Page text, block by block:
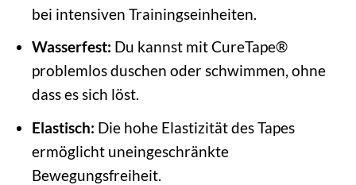
bei intensiven Trainingseinheiten.
Wasserfest: Du kannst mit CureTape®
problemlos duschen oder schwimmen, ohne
dass es sich löst.
Elastisch: Die hohe Elastizität des Tapes
ermöglicht uneingeschränkte
Bewegungsfreiheit.